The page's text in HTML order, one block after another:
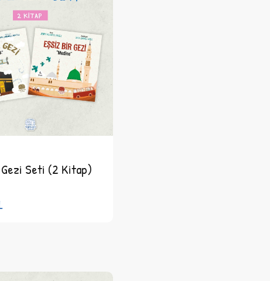
Seti (2 Kitap)